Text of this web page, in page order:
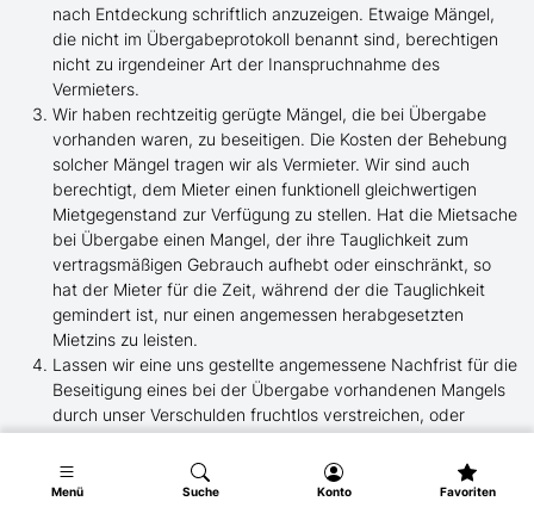
Menü Suche Konto Favoriten
nach Entdeckung schriftlich anzuzeigen. Etwaige Mängel,
die nicht im Übergabeprotokoll benannt sind, berechtigen
nicht zu irgendeiner Art der Inanspruchnahme des
Vermieters.
Wir haben rechtzeitig gerügte Mängel, die bei Übergabe
vorhanden waren, zu beseitigen. Die Kosten der Behebung
solcher Mängel tragen wir als Vermieter. Wir sind auch
berechtigt, dem Mieter einen funktionell gleichwertigen
Mietgegenstand zur Verfügung zu stellen. Hat die Mietsache
bei Übergabe einen Mangel, der ihre Tauglichkeit zum
vertragsmäßigen Gebrauch aufhebt oder einschränkt, so
hat der Mieter für die Zeit, während der die Tauglichkeit
gemindert ist, nur einen angemessen herabgesetzten
Mietzins zu leisten.
Lassen wir eine uns gestellte angemessene Nachfrist für die
Beseitigung eines bei der Übergabe vorhandenen Mangels
durch unser Verschulden fruchtlos verstreichen, oder
schlägt die Beseitigung fehl, so steht dem Mieter ein
Kündigungsrecht zu. Zwingende gesetzliche Vorschriften
bleiben unberührt.